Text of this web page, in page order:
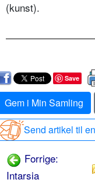
(kunst).
Save
Gem i Min Samling
Send artikel til
Forrige:
Intarsia